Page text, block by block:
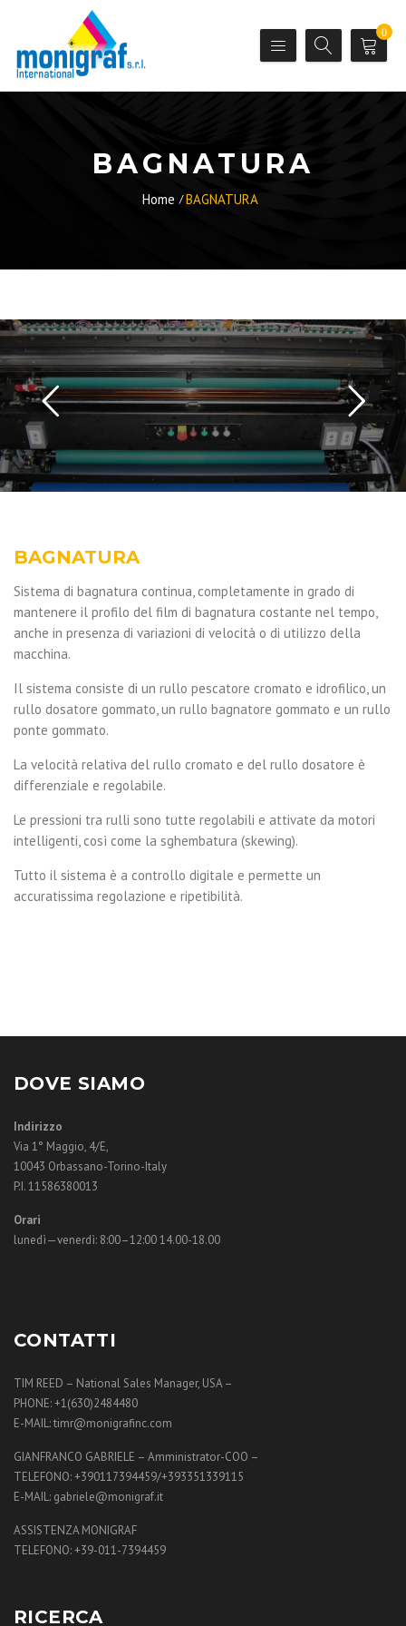
0
BAGNATURA
Home BAGNATURA
BAGNATURA
Sistema di bagnatura continua, completamente in grado di
mantenere il profilo del film di bagnatura costante nel tempo,
anche in presenza di variazioni di velocità o di utilizzo della
macchina.
Il sistema consiste di un rullo pescatore cromato e idrofilico, un
rullo dosatore gommato, un rullo bagnatore gommato e un rullo
ponte gommato.
La velocità relativa del rullo cromato e del rullo dosatore è
differenziale e regolabile.
Le pressioni tra rulli sono tutte regolabili e attivate da motori
intelligenti, così come la sghembatura (skewing).
Tutto il sistema è a controllo digitale e permette un
accuratissima regolazione e ripetibilità.
DOVE SIAMO
Indirizzo
Via 1° Maggio, 4/E,
10043 Orbassano-Torino-Italy
P.I. 11586380013
Orari
lunedì—venerdì: 8:00–12:00 14.00-18.00
CONTATTI
TIM REED – National Sales Manager, USA –
PHONE: +1(630)2484480
E-MAIL: timr@monigrafinc.com
GIANFRANCO GABRIELE – Amministrator-COO –
TELEFONO: +390117394459/+393351339115
E-MAIL: gabriele@monigraf.it
ASSISTENZA MONIGRAF
TELEFONO: +39-011-7394459
RICERCA